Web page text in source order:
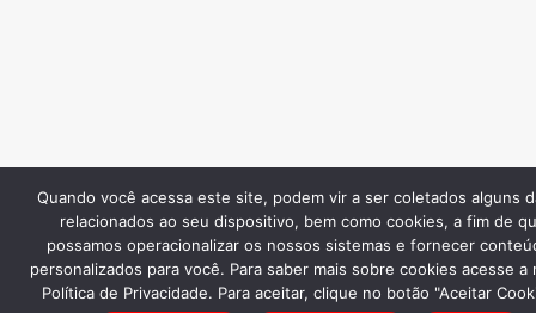
Quando você acessa este site, podem vir a ser coletados alguns
relacionados ao seu dispositivo, bem como cookies, a fim de
possamos operacionalizar os nossos sistemas e fornecer
personalizados para você. Para saber mais sobre cookies acesse a
Política de Privacidade. Para aceitar, clique no botão "Aceitar